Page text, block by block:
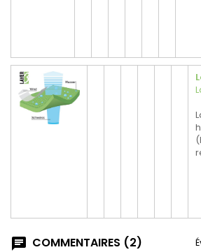
COMMENTAIRES (2)